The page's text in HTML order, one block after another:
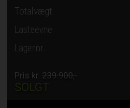
Totalvægt
Lasteevne
Lagernr.
Pris kr. 239.900,-
SOLGT